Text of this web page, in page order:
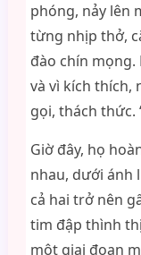
phóng, nảy lên
từng nhịp thở,
đào chín mọng.
và vì kích thích,
gọi, thách thức.
Giờ đây, họ
nhau, dưới ánh
cả hai trở nên
tim đập thình
một giai đoạn